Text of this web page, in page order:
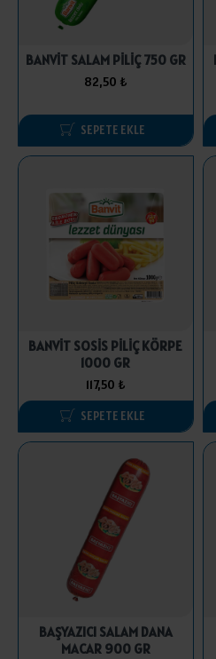
BANVİT SALAM PİLİÇ 750 GR
82,50 ₺
SEPETE EKLE
BANVİT SOSİS PİLİÇ KÖRPE
1000 GR
117,50 ₺
SEPETE EKLE
BAŞYAZICI SALAM DANA
MACAR 900 GR